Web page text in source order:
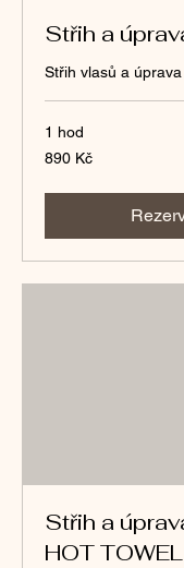
Střih a
Střih vlasů a
1 hod
890
českých
890 Kč
Střih a
HOT TOWEL